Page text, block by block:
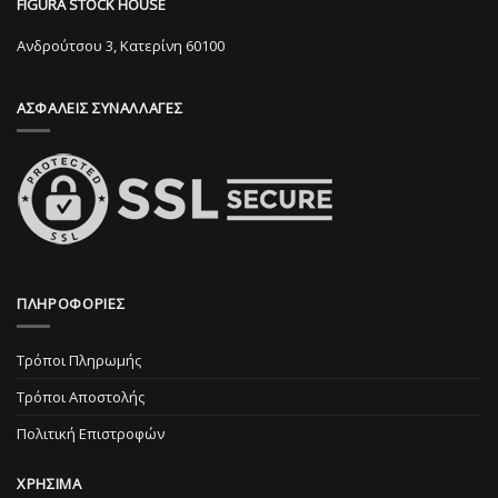
στη
προϊόντος
FIGURA STOCK HOUSE
Ανδρούτσου 3, Κατερίνη 60100
ΑΣΦΑΛΕΙΣ ΣΥΝΑΛΛΑΓΕΣ
ΠΛΗΡΟΦΟΡΙΕΣ
Τρόποι Πληρωμής
Τρόποι Αποστολής
Πολιτική Επιστροφών
ΧΡΗΣΙΜΑ